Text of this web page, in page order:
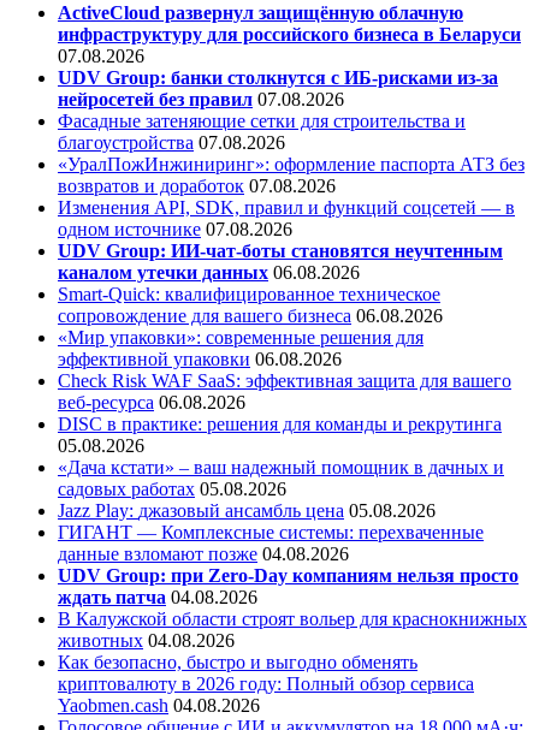
ActiveCloud развернул защищённую облачную
инфраструктуру для российского бизнеса в Беларуси
07.08.2026
UDV Group: банки столкнутся с ИБ-рисками из-за
нейросетей без правил 07.08.2026
Фасадные затеняющие сетки для строительства и
благоустройства 07.08.2026
«УралПожИнжиниринг»: оформление паспорта АТЗ без
возвратов и доработок 07.08.2026
Изменения API, SDK, правил и функций соцсетей — в
одном источнике 07.08.2026
UDV Group: ИИ-чат-боты становятся неучтенным
каналом утечки данных 06.08.2026
Smart-Quick: квалифицированное техническое
сопровождение для вашего бизнеса 06.08.2026
«Мир упаковки»: современные решения для
эффективной упаковки 06.08.2026
Check Risk WAF SaaS: эффективная защита для вашего
веб-ресурса 06.08.2026
DISC в практике: решения для команды и рекрутинга
05.08.2026
«Дача кстати» – ваш надежный помощник в дачных и
садовых работах 05.08.2026
Jazz Play: джазовый ансамбль цена 05.08.2026
ГИГАНТ — Комплексные системы: перехваченные
данные взломают позже 04.08.2026
UDV Group: при Zero-Day компаниям нельзя просто
ждать патча 04.08.2026
В Калужской области строят вольер для краснокнижных
животных 04.08.2026
Как безопасно, быстро и выгодно обменять
криптовалюту в 2026 году: Полный обзор сервиса
Yaobmen.cash 04.08.2026